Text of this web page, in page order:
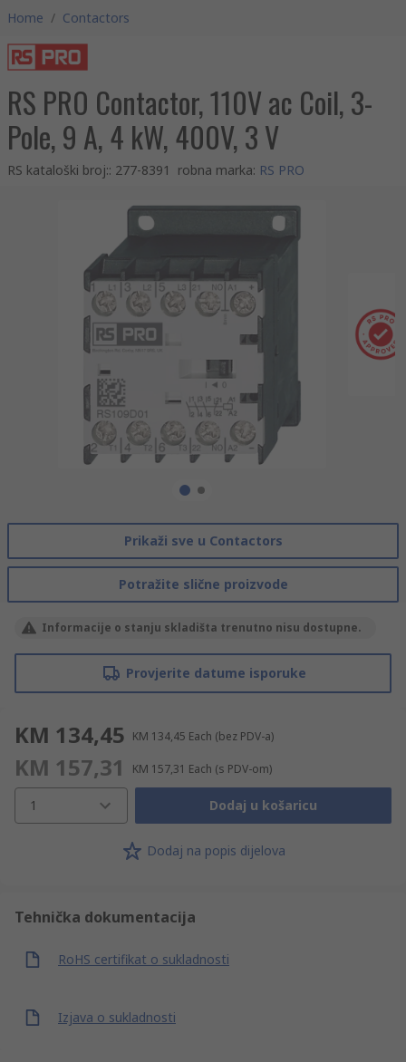
Home / Contactors
RS PRO Contactor, 110V ac Coil, 3-
Pole, 9 A, 4 kW, 400V, 3 V
RS kataloški broj:: 277-8391 robna marka: RS PRO
Prikaži sve u Contactors
Potražite slične proizvode
Informacije o stanju skladišta trenutno nisu dostupne.
Provjerite datume isporuke
KM 134,45 KM 134,45 Each (bez PDV-a)
KM 157,31 KM 157,31 Each (s PDV-om)
1 Dodaj u košaricu
Dodaj na popis dijelova
Tehnička dokumentacija
RoHS certifikat o sukladnosti
Izjava o sukladnosti